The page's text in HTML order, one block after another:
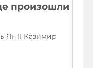
произошли
Ян II Казимир